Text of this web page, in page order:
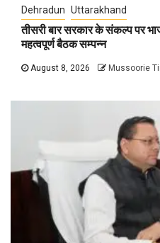
Dehradun Uttarakhand
तीसरी बार सरकार के संकल्प पर
महत्वपूर्ण बैठक सम्पन्न
August 8, 2026 Mussoorie